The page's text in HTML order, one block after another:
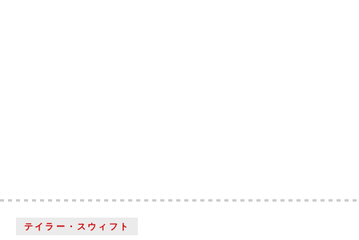
テイラー・スウィフト